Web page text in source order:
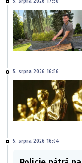
5. srpna 2026 17:50
5. srpna 2026 16:56
5. srpna 2026 16:04